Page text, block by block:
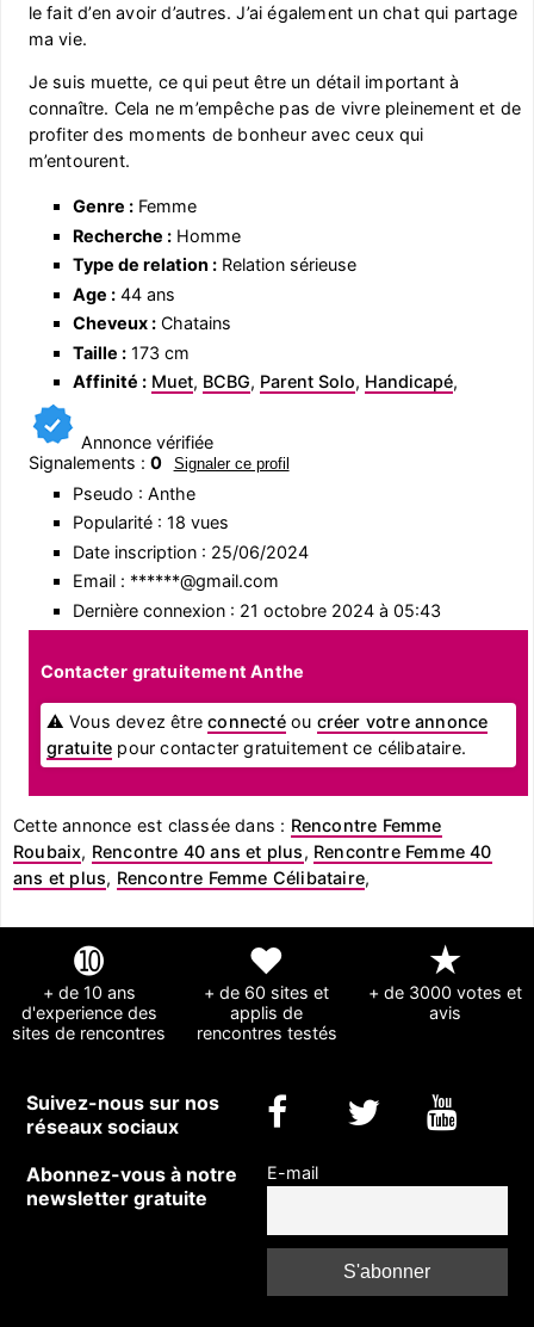
le fait d’en avoir d’autres. J’ai également un chat qui partage
ma vie.
Je suis muette, ce qui peut être un détail important à
connaître. Cela ne m’empêche pas de vivre pleinement et de
profiter des moments de bonheur avec ceux qui
m’entourent.
Genre :Femme
Recherche :Homme
Type de relation :Relation sérieuse
Age :44 ans
Cheveux :Chatains
Taille :173 cm
Affinité : Muet, BCBG, Parent Solo, Handicapé,
Annonce vérifiée
Signalements : 0 Signaler ce profil
Pseudo : Anthe
Popularité : 18 vues
Date inscription : 25/06/2024
Email : ******@gmail.com
Dernière connexion : 21 octobre 2024 à 05:43
Contacter gratuitement Anthe
⚠ Vous devez êtreconnectéou créer votre annonce
gratuite pour contacter gratuitement ce célibataire.
Cette annonce est classée dans : Rencontre Femme
Roubaix, Rencontre 40 ans et plus, Rencontre Femme 40
ans et plus, Rencontre Femme Célibataire,
➓
+ de 10 ans
d'experience des
sites de rencontres
❤
+ de 60 sites et
applis de
rencontres testés
★
+ de 3000 votes et
avis
Suivez-nous sur nos
réseaux sociaux
Abonnez-vous à notre
newsletter gratuite
E-mail